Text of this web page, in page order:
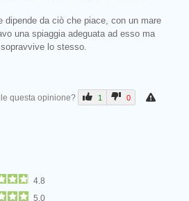
dipende da ciò che piace, con un mare
una spiaggia adeguata ad esso ma
lo stesso.
questa opinione? 1 0
4.8
5.0